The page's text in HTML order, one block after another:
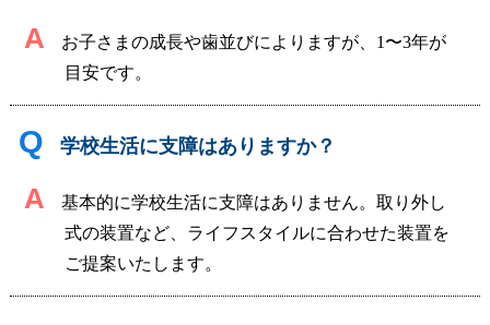
A
お子さまの成長や歯並びによりますが、1〜3年が
目安です。
Q 学校生活に支障はありますか？
A
基本的に学校生活に支障はありません。取り外し
式の装置など、ライフスタイルに合わせた装置を
ご提案いたします。